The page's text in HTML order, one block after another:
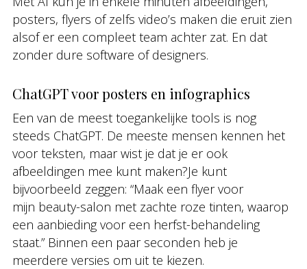
posters, flyers of zelfs video’s maken die eruit zien
alsof er een compleet team achter zat. En dat
zonder dure software of designers.
ChatGPT voor posters en infographics
Een van de meest toegankelijke tools is nog
steeds ChatGPT. De meeste mensen kennen het
voor teksten, maar wist je dat je er ook
afbeeldingen mee kunt maken?Je kunt
bijvoorbeeld zeggen: “Maak een flyer voor
mijn beauty-salon met zachte roze tinten, waarop
een aanbieding voor een herfst-behandeling
staat.” Binnen een paar seconden heb je
meerdere versies om uit te kiezen.